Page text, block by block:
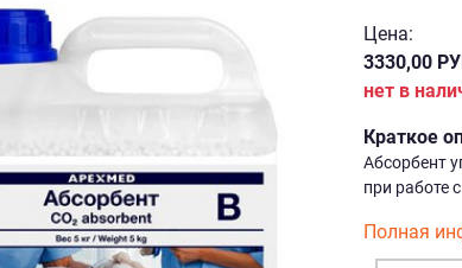
Цена:
3330,00
нет в
Краткое
Абсорбент
при работе
Полная